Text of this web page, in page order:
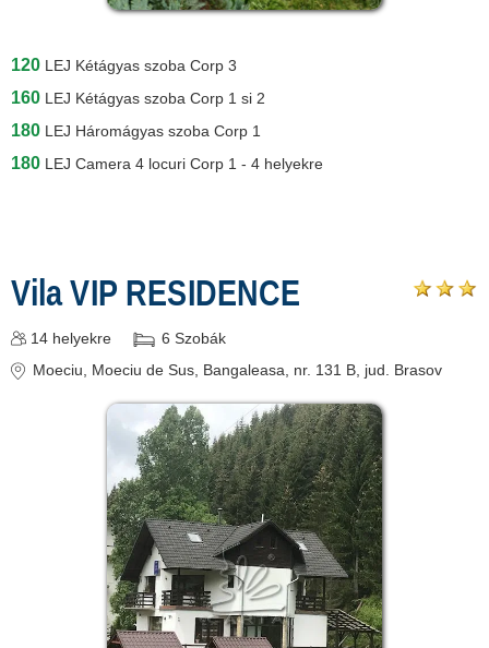
120 LEJ Kétágyas szoba Corp 3
160 LEJ Kétágyas szoba Corp 1 si 2
180 LEJ Háromágyas szoba Corp 1
180 LEJ Camera 4 locuri Corp 1 - 4 helyekre
Vila VIP RESIDENCE
14 helyekre 6 Szobák
Moeciu, Moeciu de Sus, Bangaleasa, nr. 131 B, jud. Brasov